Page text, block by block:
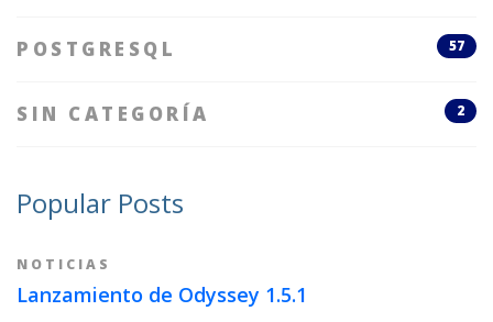
POSTGRESQL 57
SIN CATEGORÍA 2
Popular Posts
NOTICIAS
Lanzamiento de Odyssey 1.5.1